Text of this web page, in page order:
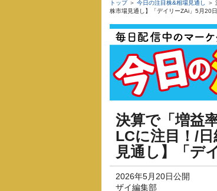
トップ＞ 今日の注目株&相場見通し
＞
株市場見通し】「デイリーZAi」5月20
決算で「増益
LCに注目！/
見通し】「デ
2026年5月20日公開
ザイ編集部